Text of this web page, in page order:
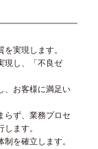
実現します。
現し、「不良ゼ
、お客様に満足い
らず、業務プロセ
ます。
を確立します。